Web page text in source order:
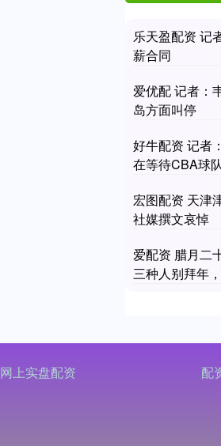
乐天盈配资 记
薪合同
爱优配 记者：
岛方面叫停
好牛配资 记者
在等待CBA球
宏图配资 天津
社媒撰文哀悼
爱配资 腊月二
三种人别拜年
网上实盘配资 配